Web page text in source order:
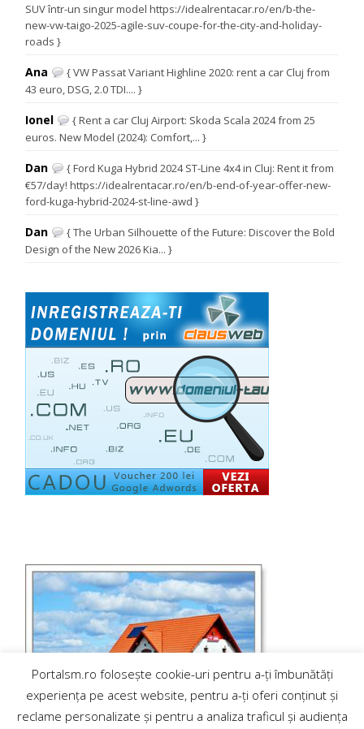
SUV într-un singur model https://idealrentacar.ro/en/b-the-
new-vw-taigo-2025-agile-suv-coupe-for-the-city-and-holiday-
roads }
Ana
{ VW Passat Variant Highline 2020: rent a car Cluj from
43 euro, DSG, 2.0 TDI.... }
Ionel
{ Rent a car Cluj Airport: Skoda Scala 2024 from 25
euros. New Model (2024): Comfort,... }
Dan
{ Ford Kuga Hybrid 2024 ST-Line 4x4 in Cluj: Rent it from
€57/day! https://idealrentacar.ro/en/b-end-of-year-offer-new-
ford-kuga-hybrid-2024-st-line-awd }
Dan
{ The Urban Silhouette of the Future: Discover the Bold
Design of the New 2026 Kia... }
Portalsm.ro folosește cookie-uri pentru a-ți îmbunătăți
experiența pe acest website, pentru a-ți oferi conținut și
reclame personalizate și pentru a analiza traficul și audiența